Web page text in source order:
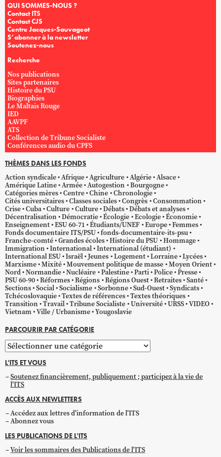
QUI SOMMES-NOUS ?
Contact ITS
Contact CJS
Centre Jacques-Sauvageot
S’abonner à la newsletter
Soutenez-nous
Recherche
Nos publications
Sites partenaires
Histoire du PSU
Biographies
Le Maltais Rouge
IED
AAVPF
ATS
Collection de Tribune Socialiste
Conférences audio du CPFS
THÈMES DANS LES FONDS
Action syndicale Afrique Agriculture Algérie Alsace
Amérique Latine Armée Autogestion
Bourgogne
Catégories mères Centre Chine Chronologie
Cités universitaires Classes sociales Congrès Consommation
Crise Cuba Culture Culture Débats Débats et analyses
Décentralisation Démocratie Écologie Ecologie Économie
Enseignement ESU 60-71 Étudiants/UNEF Europe Femmes
Fonds documentaire ITS/PSU fonds-documentaire-its-psu
Franche-comté Grandes écoles Histoire du PSU Hommage
Immigration International International (étudiant)
International ESU Israël Jeunes Logement Lorraine Lycées
Marxisme Mixité Mouvement politique de masse Moyen Orient
Nord Normandie Nucléaire Palestine Parti Police Presse
PSU 60-90 Réformes Régions Régions Ouest Retraites Santé
Sections Social Socialisme Sorbonne Sud-Ouest Syndicats
Tchécoslovaquie Textes de références Textes théoriques
Transition Travail Tribune Socialiste Université URSS VIDEO
Vietnam Ville / Urbanisme Yougoslavie
PARCOURIR PAR CATÉGORIE
Parcourir
par
catégorie
L'ITS ET VOUS
Soutenez financièrement, publiquement ; participez à la vie de
l'ITS
ACCÈS AUX NEWLETTERS
Accédez aux lettres d'information de l'ITS
Abonnez vous
LES PUBLICATIONS DE L'ITS
Voir les sommaires des Publications de l'ITS